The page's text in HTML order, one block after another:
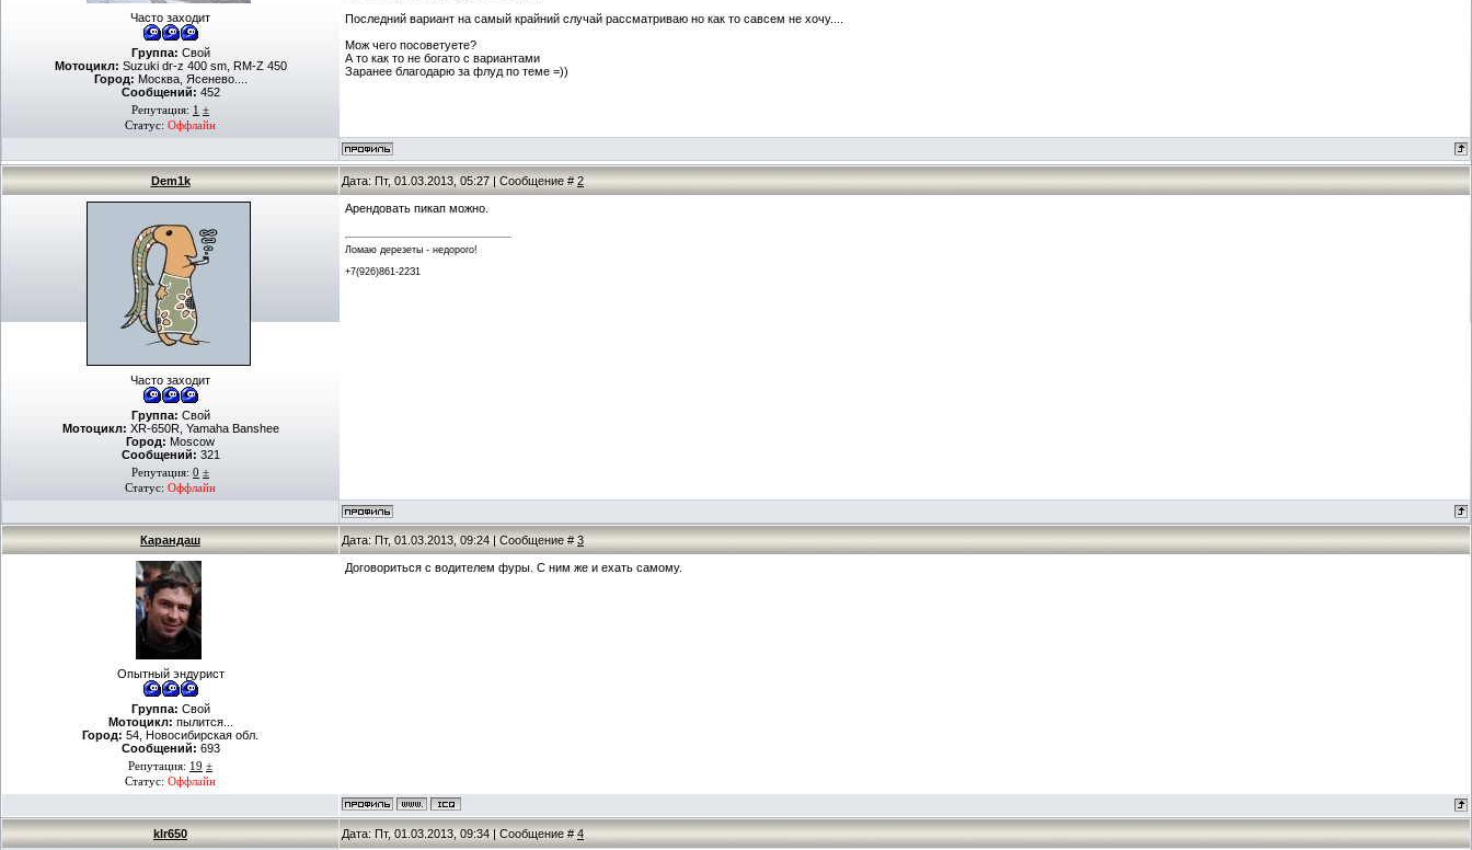
Часто заходит
Группа: Свой
Мотоцикл: Suzuki dr-z 400 sm, RM-Z 450
Город: Москва, Ясенево....
Сообщений: 452
Репутация: 1 ±
Статус: Оффлайн
Последний вариант на самый крайний случай рассматриваю но как то савсем не хочу....
Мож чего посоветуете?
А то как то не богато с вариантами
Заранее благодарю за флуд по теме =))
Dem1k Дата: Пт, 01.03.2013, 05:27 | Сообщение # 2
Часто заходит
Группа: Свой
Мотоцикл: XR-650R, Yamaha Banshee
Город: Moscow
Сообщений: 321
Репутация: 0 ±
Статус: Оффлайн
Арендовать пикап можно.
Ломаю дерезеты - недорого!
+7(926)861-22З1
Карандаш Дата: Пт, 01.03.2013, 09:24 | Сообщение # 3
Опытный эндурист
Группа: Свой
Мотоцикл: пылится...
Город: 54, Новосибирская обл.
Сообщений: 693
Репутация: 19 ±
Статус: Оффлайн
Договориться с водителем фуры. С ним же и ехать самому.
klr650 Дата: Пт, 01.03.2013, 09:34 | Сообщение # 4